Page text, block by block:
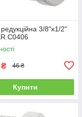
3/8"x1/2"
₴ 46 ₴
Купити